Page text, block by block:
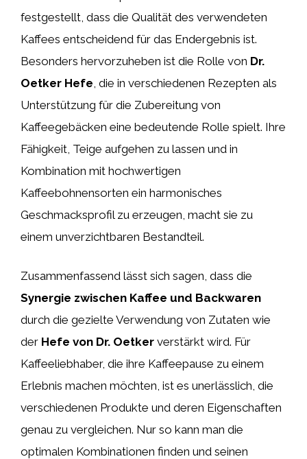
festgestellt, dass die Qualität des verwendeten
Kaffees entscheidend für das Endergebnis ist.
Besonders hervorzuheben ist die Rolle von Dr.
Oetker Hefe , die in verschiedenen Rezepten als
Unterstützung für die Zubereitung von
Kaffeegebäcken eine bedeutende Rolle spielt. Ihre
Fähigkeit, Teige aufgehen zu lassen und in
Kombination mit hochwertigen
Kaffeebohnensorten ein harmonisches
Geschmacksprofil zu erzeugen, macht sie zu
einem unverzichtbaren Bestandteil.
Zusammenfassend lässt sich sagen, dass die
Synergie zwischen Kaffee und Backwaren
durch die gezielte Verwendung von Zutaten wie
der Hefe von Dr. Oetker verstärkt wird. Für
Kaffeeliebhaber, die ihre Kaffeepause zu einem
Erlebnis machen möchten, ist es unerlässlich, die
verschiedenen Produkte und deren Eigenschaften
genau zu vergleichen. Nur so kann man die
optimalen Kombinationen finden und seinen